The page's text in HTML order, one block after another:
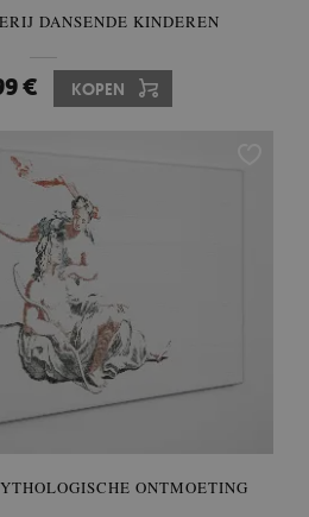
DANSENDE KINDEREN
€ KOPEN
ONTMOETING